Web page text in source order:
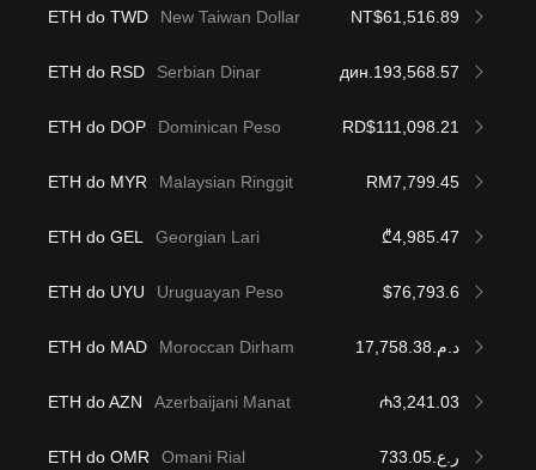
ETH do TWD New Taiwan Dollar NT$61,516.89
ETH do RSD Serbian Dinar дин.193,568.57
ETH do DOP Dominican Peso RD$111,098.21
ETH do MYR Malaysian Ringgit RM7,799.45
ETH do GEL Georgian Lari ₾4,985.47
ETH do UYU Uruguayan Peso $76,793.6
ETH do MAD Moroccan Dirham د.م.17,758.38
ETH do AZN Azerbaijani Manat ₼3,241.03
ETH do OMR Omani Rial ر.ع.733.05